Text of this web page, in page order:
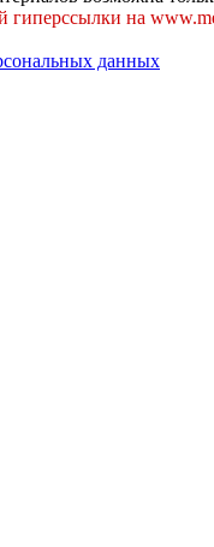
гиперссылки на
данных